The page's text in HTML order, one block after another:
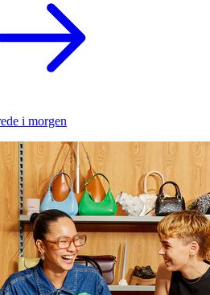
i morgen